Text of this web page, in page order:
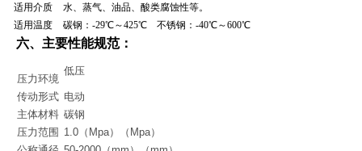
适用介质
水、蒸气、油品、酸类腐蚀性等。
适用温度
碳钢：-29℃～425℃ 不锈钢：-40℃～600℃
六、 主要性能规范：
压力环境
低压
传动形式 电动
主体材料 碳钢
压力范围 1.0（Mpa）（Mpa）